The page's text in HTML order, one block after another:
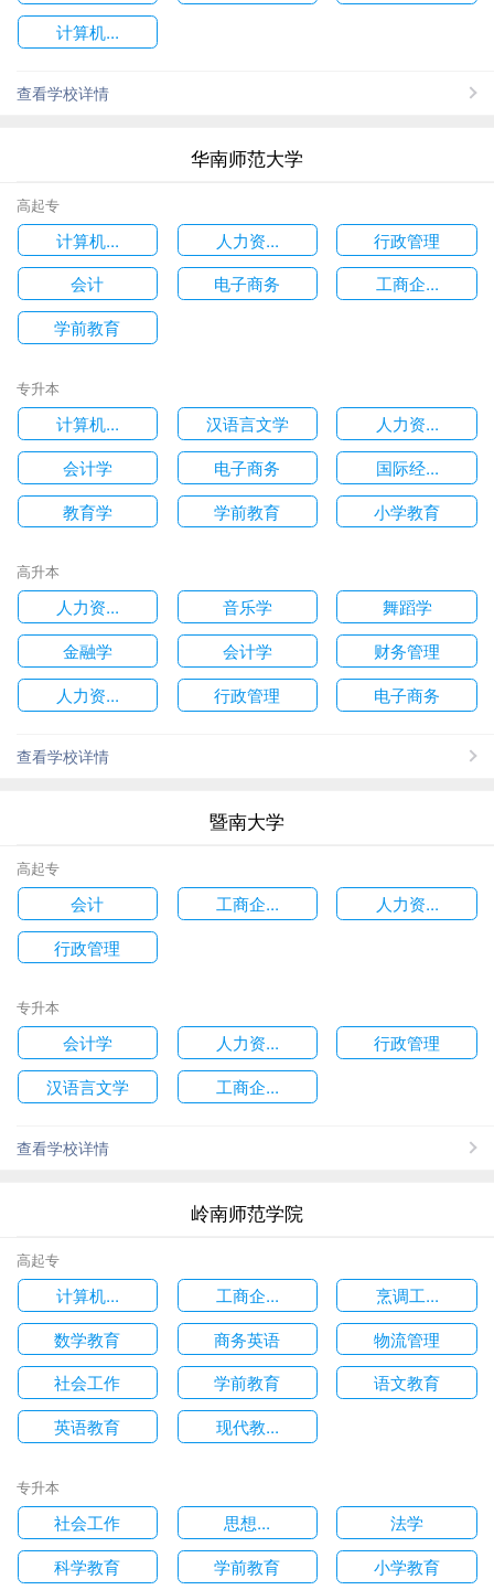
计算机...
查看学校详情
华南师范大学
高起专
计算机... 人力资...
行政管理
会计
电子商务
工商企...
学前教育
专升本
计算机... 汉语言文学
人力资...
会计学
电子商务
国际经...
教育学
学前教育 小学教育
高升本
人力资... 音乐学
舞蹈学
金融学
会计学
财务管理
人力资...
行政管理 电子商务
查看学校详情
暨南大学
高起专
会计 工商企...
人力资...
行政管理
专升本
会计学 人力资...
行政管理
汉语言文学
工商企...
查看学校详情
岭南师范学院
高起专
计算机... 工商企...
烹调工...
数学教育
商务英语
物流管理
社会工作
学前教育
语文教育
英语教育
现代教...
专升本
社会工作 思想...
法学
科学教育
学前教育
小学教育